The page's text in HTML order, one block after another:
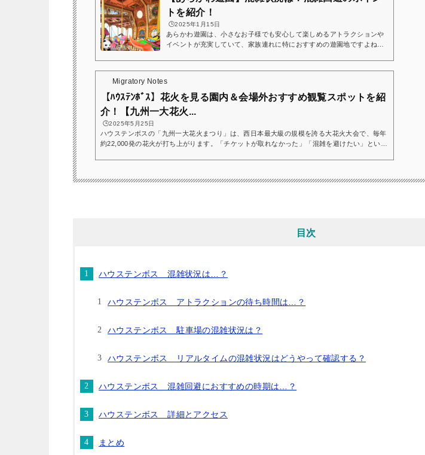
にチェックしておくのがおすすめです！→「さがみ湖MORI ...
トを紹介！
🕒️2025年1月15日
あらかわ遊園は、小さなお子様でも安心して楽しめるアトラクションや
イベントが充実していて、家族連れに特におすすめの遊園地ですよね。
ネーションがスタートしたことでも大きな話題となりました。夜には幻
想的な光の演出が楽しめるので、昼間とは違った雰囲気を味わえるのも
魅力です。今回の記事では、あらかわ遊園の混雑状況や...
Migratory Notes
【ﾊｳｽﾃﾝﾎﾞｽ】花火を見る園内＆会場外おすすめ観覧スポットを紹
介！【九州一大花火...
🕒️2025年5月25日
ハウステンボスの「九州一大花火まつり」は、西日本最大級の規模を誇る大花火大会で、毎年
約22,000発の花火が打ち上がります。「チケットが取れなかった」「混雑を避けたい」といっ
ウステンボス花火は有料観覧席がないと楽しめないの？」と心配している方も多いでし...
目次
ハウステンボス 混雑状況は…？
ハウステンボス アトラクションの待ち時間は…？
ハウステンボス 駐車場の混雑状況は？
ハウステンボス リアルタイムの混雑状況はどうやって確認する？
ハウステンボス 混雑回避におすすめの時期は…？
ハウステンボス 詳細とアクセス
まとめ